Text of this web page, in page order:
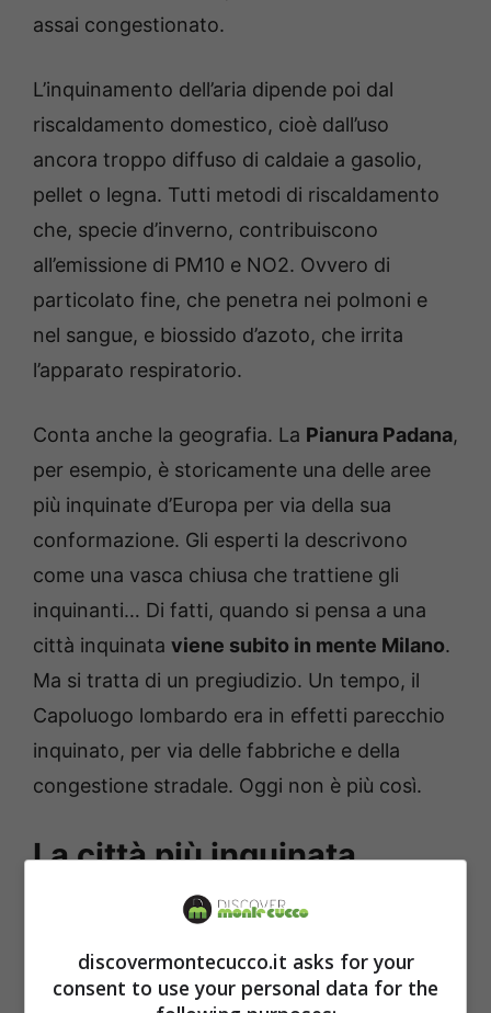
assai congestionato.
L’inquinamento dell’aria dipende poi dal
riscaldamento domestico, cioè dall’uso
ancora troppo diffuso di caldaie a gasolio,
pellet o legna. Tutti metodi di riscaldamento
che, specie d’inverno, contribuiscono
all’emissione di PM10 e NO2. Ovvero di
particolato fine, che penetra nei polmoni e
nel sangue, e biossido d’azoto, che irrita
l’apparato respiratorio.
Conta anche la geografia. La Pianura Padana,
per esempio, è storicamente una delle aree
più inquinate d’Europa per via della sua
conformazione. Gli esperti la descrivono
come una vasca chiusa che trattiene gli
inquinanti… Di fatti, quando si pensa a una
città inquinata viene subito in mente Milano.
Ma si tratta di un pregiudizio. Un tempo, il
Capoluogo lombardo era in effetti parecchio
inquinato, per via delle fabbriche e della
congestione stradale. Oggi non è più così.
La città più inquinata
d’Italia: la sorprendente
Per capire qual è la città più inquinata d’Italia
discovermontecucco.it asks for your
consent to use your personal data for the